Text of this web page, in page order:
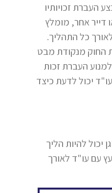
העברת זכויותיו
דייר אחר, מומלץ
כל התהליך.
החוק מנקודת מבט
העברת זכות
יכול לדעת כיצד
יכול להיות הליך
עם עו"ד לאורך